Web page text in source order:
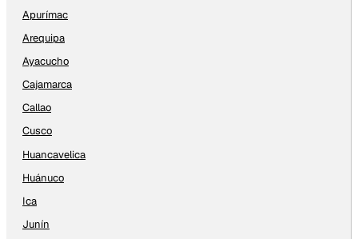
Apurímac
Arequipa
Ayacucho
Cajamarca
Callao
Cusco
Huancavelica
Huánuco
Ica
Junín